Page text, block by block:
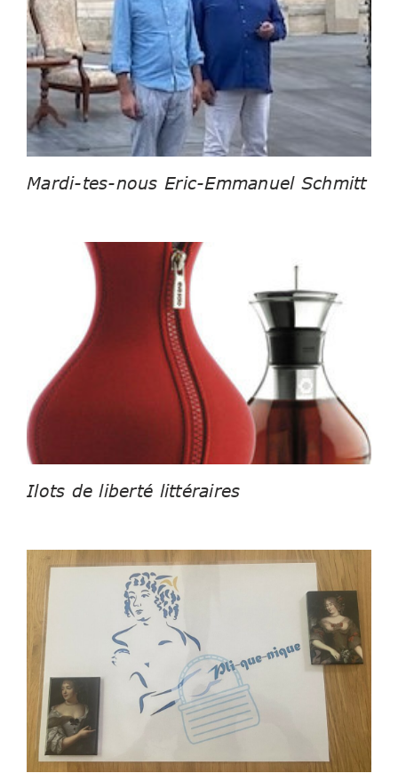
Mardi-tes-nous Eric-Emmanuel Schmitt
Ilots de liberté littéraires